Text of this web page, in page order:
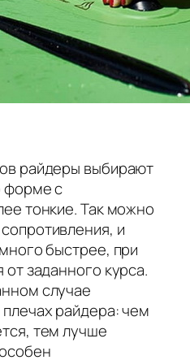
райдеры выбирают
форме с
тонкие. Так можно
и
быстрее, при
заданного курса.
случае
райдера: чем
тем лучше